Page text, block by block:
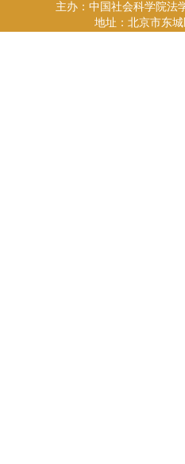
主办：中国社会科学院法
地址：北京市东